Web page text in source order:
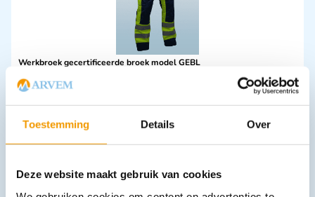
Toestemming Details Over
Deze website maakt gebruik van cookies
Werkbroek gecertificeerde broek model GEBL
€76,65
63.35 excl. btw